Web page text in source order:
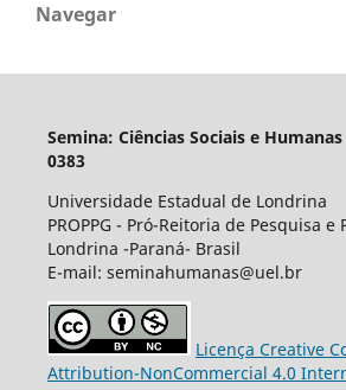
Navegar
Semina: Ciências Sociais e Humanas
0383
Universidade Estadual de Londrina
PROPPG - Pró-Reitoria de Pesquisa e
Londrina -Paraná- Brasil
E-mail: seminahumanas@uel.br
Licença Creative
Attribution-NonCommercial 4.0